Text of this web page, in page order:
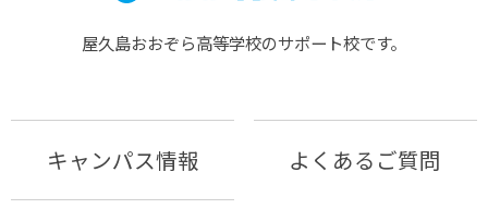
屋久島おおぞら⾼等学校のサポート校です。
キャンパス情報 よくあるご質問